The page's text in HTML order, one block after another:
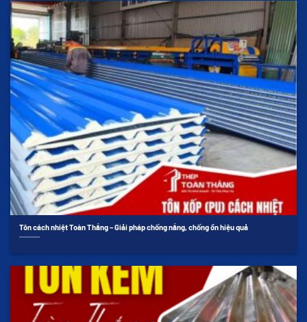
Tôn cách nhiệt Toàn Thắng – Giải pháp chống nắng, chống ồn hiệu quả